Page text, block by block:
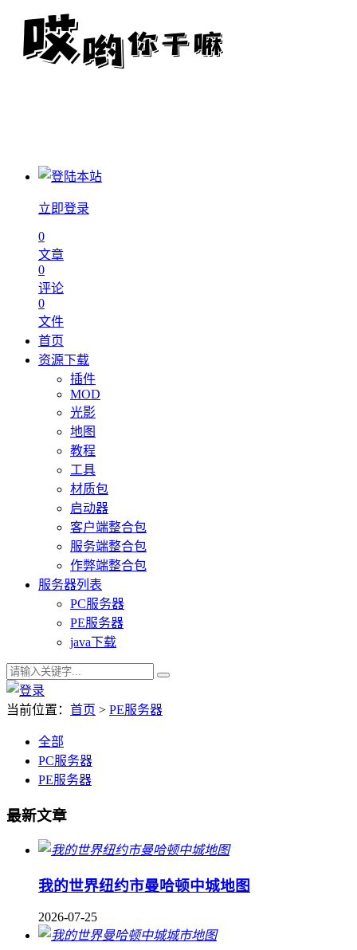
立即登录
0
文章
0
评论
0
文件
首页
资源下载
插件
MOD
光影
地图
教程
工具
材质包
启动器
客户端整合包
服务端整合包
作弊端整合包
服务器列表
PC服务器
PE服务器
java下载
当前位置： 首页 > PE服务器
全部
PC服务器
PE服务器
最新文章
我的世界纽约市曼哈顿中城地图
2026-07-25